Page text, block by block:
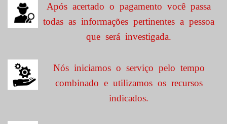
Após acertado o pagamento você passa
todas as informações pertinentes a pessoa
que será investigada.
Nós iniciamos o serviço pelo tempo
combinado e utilizamos os recursos
indicados.